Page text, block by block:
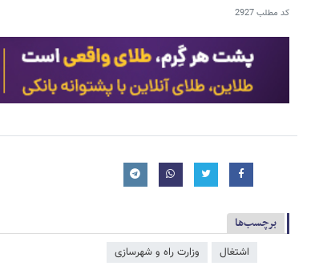
کد مطلب2927
برچسب‌ها
اشتغال وزارت راه و شهرسازی